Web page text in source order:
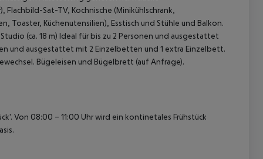
Sat-TV, Kochnische (Minikühlschrank,
Toaster, Küchenutensilien), Esstisch und Stühle und Balkon.
Studio (ca. 18 m) Ideal für bis zu 2 Personen und ausgestattet
und ausgestattet mit 2 Einzelbetten und 1 extra Einzelbett.
Bügeleisen und Bügelbrett (auf Anfrage).
Von 08:00 – 11:00 Uhr wird ein kontinetales Frühstück